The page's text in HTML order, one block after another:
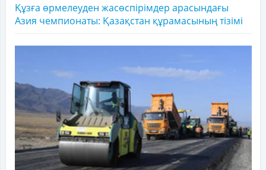
Құзға өрмелеуден жасөспірімдер арасындағы
Азия чемпионаты: Қазақстан құрамасының тізімі